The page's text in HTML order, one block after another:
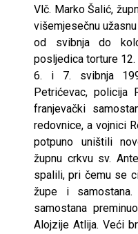
Vlč. Marko Šalić,
višemjesečnu
od svibnja do
posljedica torture
6. i 7. svibnja
Petrićevac, policija
franjevački
redovnice, a vojnici
potpuno uništili
župnu crkvu sv.
spalili, pri čemu se
župe i
samostana
Alojzije Atlija. Veći